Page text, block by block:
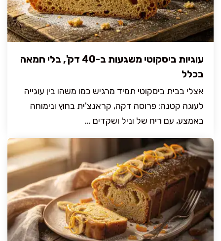
עוגיות ביסקוטי משגעות ב-40 דק', בלי חמאה
בכלל
אצלי בבית ביסקוטי תמיד מרגיש כמו משהו בין עוגייה
לעוגה קטנה: פרוסה דקה, קראנצ'ית בחוץ ונימוחה
באמצע, עם ריח של וניל ושקדים ...